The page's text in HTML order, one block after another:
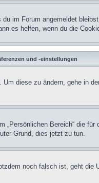
im Forum angemeldet
es helfen, wenn du die
und -einstellungen
diese zu ändern, gehe in
Bereich“ die
Grund, dies jetzt zu tun.
noch falsch ist, geht